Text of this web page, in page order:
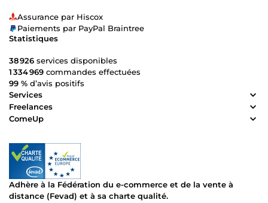
Assurance par Hiscox
Paiements par PayPal Braintree
Statistiques
38 926 services disponibles
1 334 969 commandes effectuées
99 % d’avis positifs
Services
Freelances
ComeUp
Adhère à la Fédération du e-commerce et de la vente à
distance (Fevad) et à sa charte qualité.